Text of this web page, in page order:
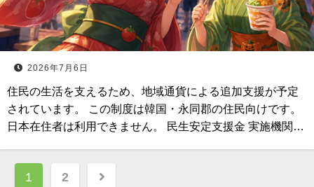
2026年7月6日
住民の生活を支えるため、地域通貨による追加支援が予定
されています。 この制度は韓国・永同郡の住民向けです。
日本在住者は利用できません。 民生安定支援金 実施機関…
投1 2